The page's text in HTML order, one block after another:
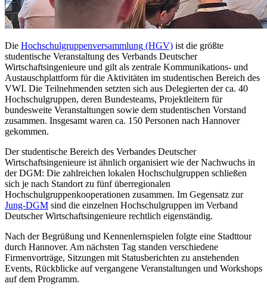
Die Hochschulgruppenversammlung (HGV) ist die größte
studentische Veranstaltung des Verbands Deutscher
Wirtschaftsingenieure und gilt als zentrale Kommunikations- und
Austauschplattform für die Aktivitäten im studentischen Bereich des
VWI. Die Teilnehmenden setzten sich aus Delegierten der ca. 40
Hochschulgruppen, deren Bundesteams, Projektleitern für
bundesweite Veranstaltungen sowie dem studentischen Vorstand
zusammen. Insgesamt waren ca. 150 Personen nach Hannover
gekommen.
Der studentische Bereich des Verbandes Deutscher
Wirtschaftsingenieure ist ähnlich organisiert wie der Nachwuchs in
der DGM: Die zahlreichen lokalen Hochschulgruppen schließen
sich je nach Standort zu fünf überregionalen
Hochschulgruppenkooperationen zusammen. Im Gegensatz zur
Jung-DGM sind die einzelnen Hochschulgruppen im Verband
Deutscher Wirtschaftsingenieure rechtlich eigenständig.
Nach der Begrüßung und Kennenlernspielen folgte eine Stadttour
durch Hannover. Am nächsten Tag standen verschiedene
Firmenvorträge, Sitzungen mit Statusberichten zu anstehenden
Events, Rückblicke auf vergangene Veranstaltungen und Workshops
auf dem Programm.